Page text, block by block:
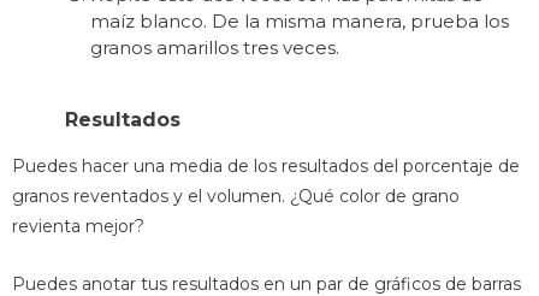
maíz blanco. De la misma manera, prueba los
granos amarillos tres veces.
Resultados
Puedes hacer una media de los resultados del porcentaje de
granos reventados y el volumen. ¿Qué color de grano
revienta mejor?
Puedes anotar tus resultados en un par de gráficos de barras